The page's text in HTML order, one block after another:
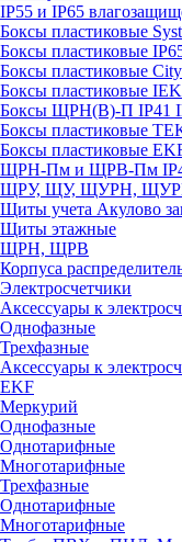
IP55 и IP65
Боксы пластиковые
Боксы пластиковые
Боксы пластиковые
Боксы пластиковые IEK
Боксы ЩРН(В)-П IP41
Боксы пластиковые
Боксы пластиковые
ЩРН-Пм и ЩРВ-Пм
ЩРУ, ЩУ, ЩУРН,
Щиты учета Акулово
Щиты этажные
ЩРН, ЩРВ
Корпуса
Электросчетчики
Аксессуары к
Однофазные
Трехфазные
Аксессуары к
EKF
Меркурий
Однофазные
Однотарифные
Многотарифные
Трехфазные
Однотарифные
Многотарифные